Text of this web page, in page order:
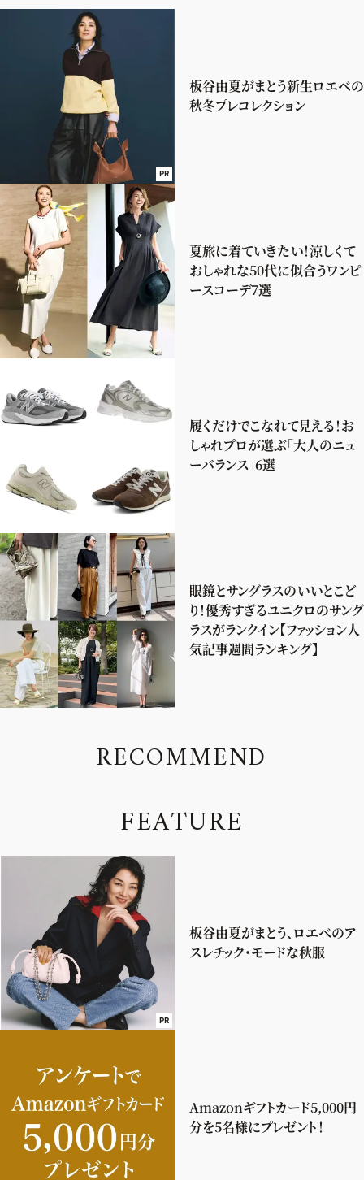
PR
板谷由夏がまとう新生ロエベの
秋冬プレコレクション
夏旅に着ていきたい！涼しくて
おしゃれな50代に似合うワンピ
ースコーデ7選
履くだけでこなれて見える！お
しゃれプロが選ぶ「大人のニュ
ーバランス」6選
眼鏡とサングラスのいいとこど
り！優秀すぎるユニクロのサング
ラスがランクイン【ファッション人
気記事週間ランキング】
RECOMMEND
FEATURE
PR
板谷由夏がまとう、ロエベのア
スレチック・モードな秋服
Amazonギフトカード5,000円
分を5名様にプレゼント！